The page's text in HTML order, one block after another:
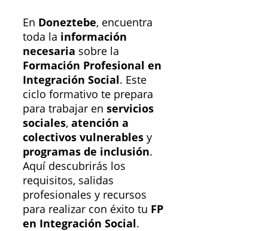
En Doneztebe, encuentra
toda la información
necesaria sobre la
Formación Profesional en
Integración Social. Este
ciclo formativo te prepara
para trabajar en servicios
sociales, atención a
colectivos vulnerables y
programas de inclusión.
Aquí descubrirás los
requisitos, salidas
profesionales y recursos
para realizar con éxito tu FP
en Integración Social.